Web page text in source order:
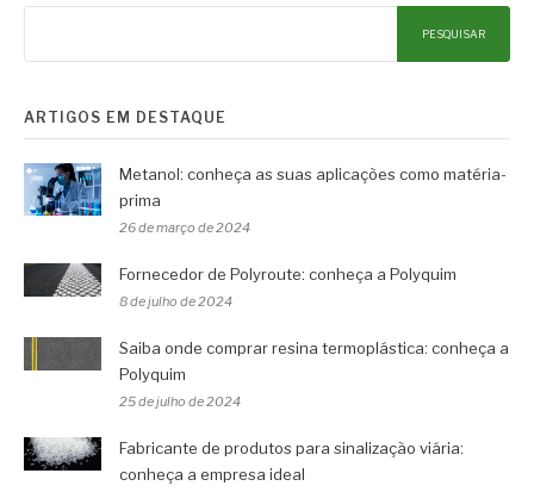
PESQUISAR
ARTIGOS EM DESTAQUE
Metanol: conheça as suas aplicações como matéria-
prima
26 de março de 2024
Fornecedor de Polyroute: conheça a Polyquim
8 de julho de 2024
Saiba onde comprar resina termoplástica: conheça a
Polyquim
25 de julho de 2024
Fabricante de produtos para sinalização viária:
conheça a empresa ideal